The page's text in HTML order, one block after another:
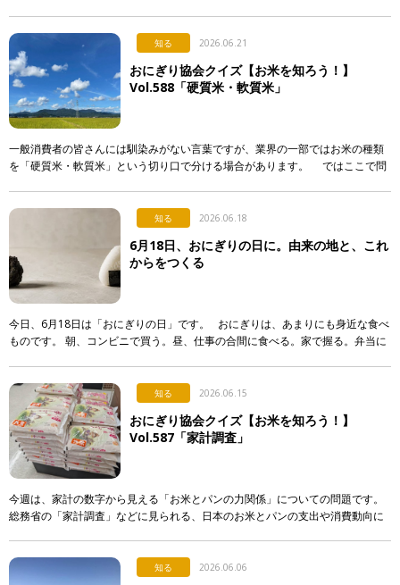
知る 2026.06.21
おにぎり協会クイズ【お米を知ろう！】
Vol.588「硬質米・軟質米」
一般消費者の皆さんには馴染みがない言葉ですが、業界の一部ではお米の種類
を「硬質米・軟質米」という切り口で分ける場合があります。 ではここで問
知る 2026.06.18
6月18日、おにぎりの日に。由来の地と、これ
からをつくる
今日、6月18日は「おにぎりの日」です。 おにぎりは、あまりにも身近な食べ
ものです。 朝、コンビニで買う。昼、仕事の合間に食べる。家で握る。弁当に
知る 2026.06.15
おにぎり協会クイズ【お米を知ろう！】
Vol.587「家計調査」
今週は、家計の数字から見える「お米とパンの力関係」についての問題です。
総務省の「家計調査」などに見られる、日本のお米とパンの支出や消費動向に
知る 2026.06.06